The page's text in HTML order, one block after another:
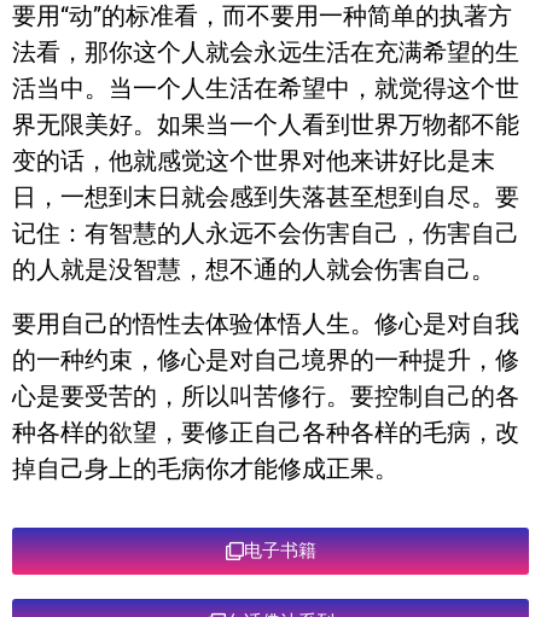
要用“动”的标准看，而不要用一种简单的执著方
法看，那你这个人就会永远生活在充满希望的生
活当中。当一个人生活在希望中，就觉得这个世
界无限美好。如果当一个人看到世界万物都不能
变的话，他就感觉这个世界对他来讲好比是末
日，一想到末日就会感到失落甚至想到自尽。要
记住：有智慧的人永远不会伤害自己，伤害自己
的人就是没智慧，想不通的人就会伤害自己。
要用自己的悟性去体验体悟人生。修心是对自我
的一种约束，修心是对自己境界的一种提升，修
心是要受苦的，所以叫苦修行。要控制自己的各
种各样的欲望，要修正自己各种各样的毛病，改
掉自己身上的毛病你才能修成正果。
电子书籍